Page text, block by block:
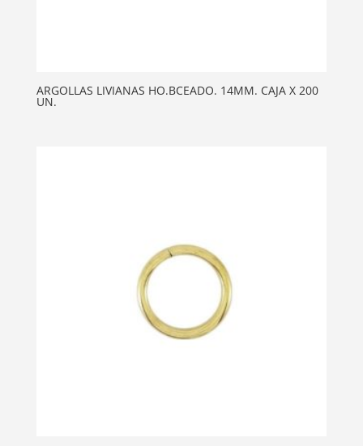
ARGOLLAS LIVIANAS HO.BCEADO. 14MM. CAJA X 200
UN.